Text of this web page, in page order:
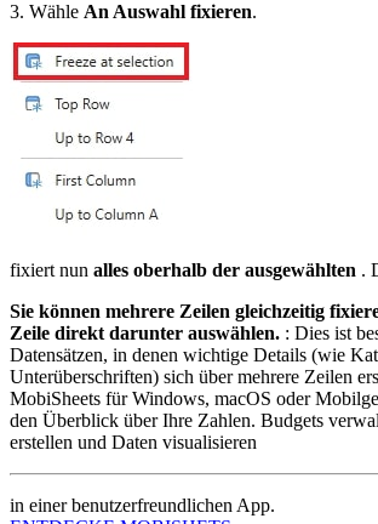
3. Wähle An Auswahl fixieren.
fixiert nun alles oberhalb der ausgewählten .
Sie können mehrere Zeilen gleichzeitig
Zeile direkt darunter auswählen. : Dies ist
Datensätzen, in denen wichtige Details (wie
Unterüberschriften) sich über mehrere Zeilen
MobiSheets für Windows, macOS oder
den Überblick über Ihre Zahlen. Budgets
erstellen und Daten visualisieren
in einer benutzerfreundlichen App.